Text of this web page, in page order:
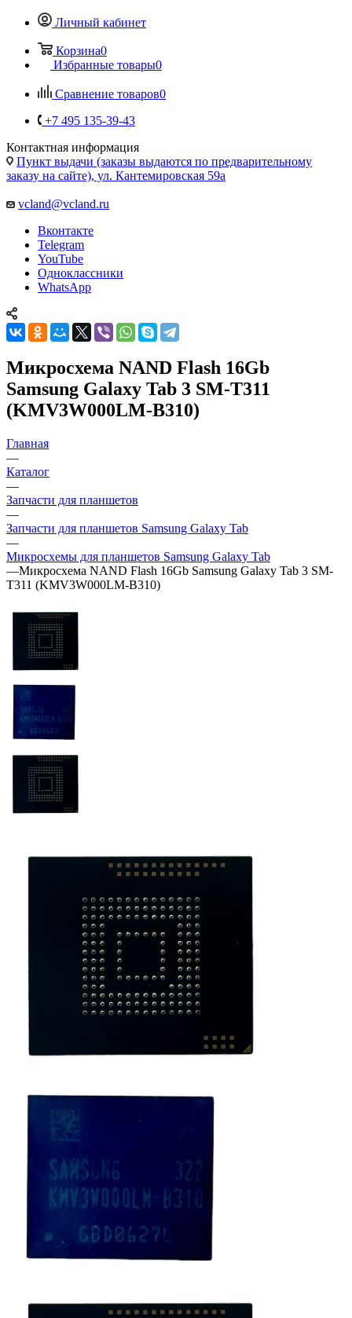
Личный кабинет
Корзина0
Избранные товары0
Сравнение товаров0
+7 495 135-39-43
Контактная информация
Пункт выдачи (заказы выдаются по предварительному
заказу на сайте), ул. Кантемировская 59а
vcland@vcland.ru
Вконтакте
Telegram
YouTube
Одноклассники
WhatsApp
Микросхема NAND Flash 16Gb
Samsung Galaxy Tab 3 SM-T311
(KMV3W000LM-B310)
Главная
—
Каталог
—
Запчасти для планшетов
—
Запчасти для планшетов Samsung Galaxy Tab
—
Микросхемы для планшетов Samsung Galaxy Tab
—Микросхема NAND Flash 16Gb Samsung Galaxy Tab 3 SM-
T311 (KMV3W000LM-B310)